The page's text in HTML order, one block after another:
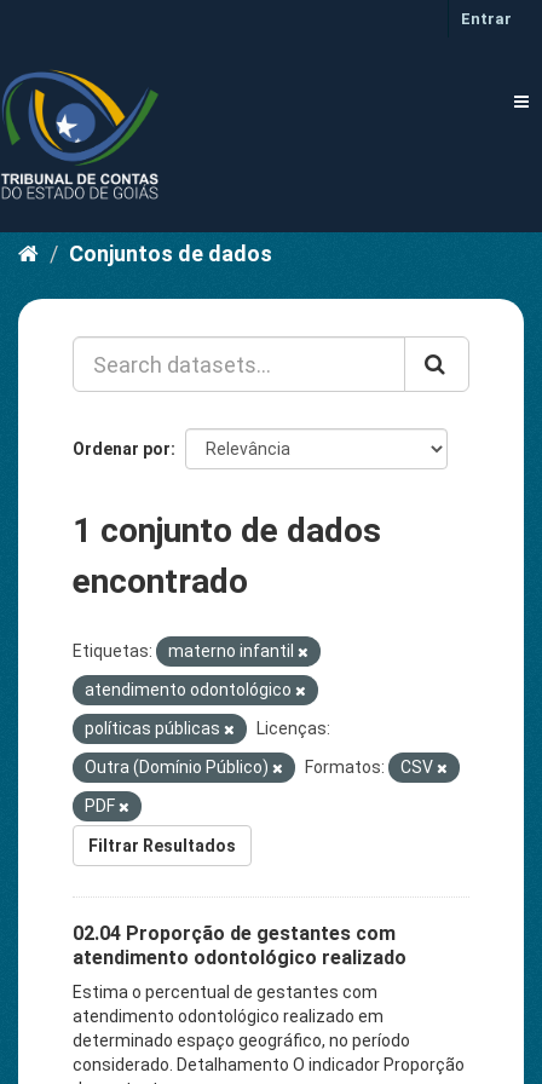
conteúdo
Entrar
Conjuntos de dados
Ordenar por
1 conjunto de dados
encontrado
Etiquetas:
materno infantil
atendimento odontológico
políticas públicas
Licenças:
Outra (Domínio Público)
Formatos:
CSV
PDF
Filtrar Resultados
02.04 Proporção de gestantes com
atendimento odontológico realizado
Estima o percentual de gestantes com
atendimento odontológico realizado em
determinado espaço geográfico, no período
considerado. Detalhamento O indicador Proporção